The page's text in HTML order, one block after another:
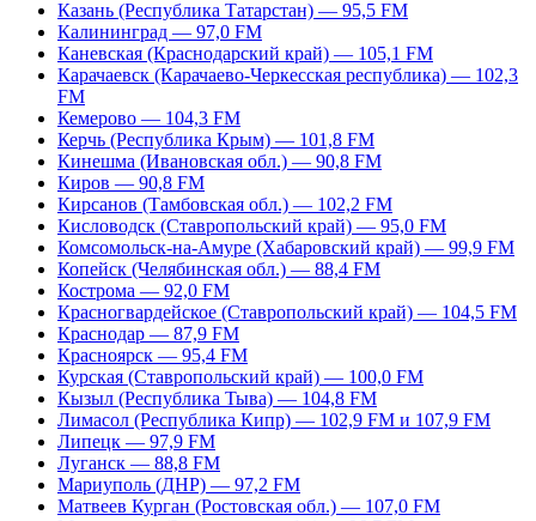
Казань (Республика Татарстан) — 95,5 FM
Калининград — 97,0 FM
Каневская (Краснодарский край) — 105,1 FM
Карачаевск (Карачаево-Черкесская республика) — 102,3
FM
Кемерово — 104,3 FM
Керчь (Республика Крым) — 101,8 FM
Кинешма (Ивановская обл.) — 90,8 FM
Киров — 90,8 FM
Кирсанов (Тамбовская обл.) — 102,2 FM
Кисловодск (Ставропольский край) — 95,0 FM
Комсомольск-на-Амуре (Хабаровский край) — 99,9 FM
Копейск (Челябинская обл.) — 88,4 FM
Кострома — 92,0 FM
Красногвардейское (Ставропольский край) — 104,5 FM
Краснодар — 87,9 FM
Красноярск — 95,4 FM
Курская (Ставропольский край) — 100,0 FM
Кызыл (Республика Тыва) — 104,8 FM
Лимасол (Республика Кипр) — 102,9 FM и 107,9 FM
Липецк — 97,9 FM
Луганск — 88,8 FM
Мариуполь (ДНР) — 97,2 FM
Матвеев Курган (Ростовская обл.) — 107,0 FM